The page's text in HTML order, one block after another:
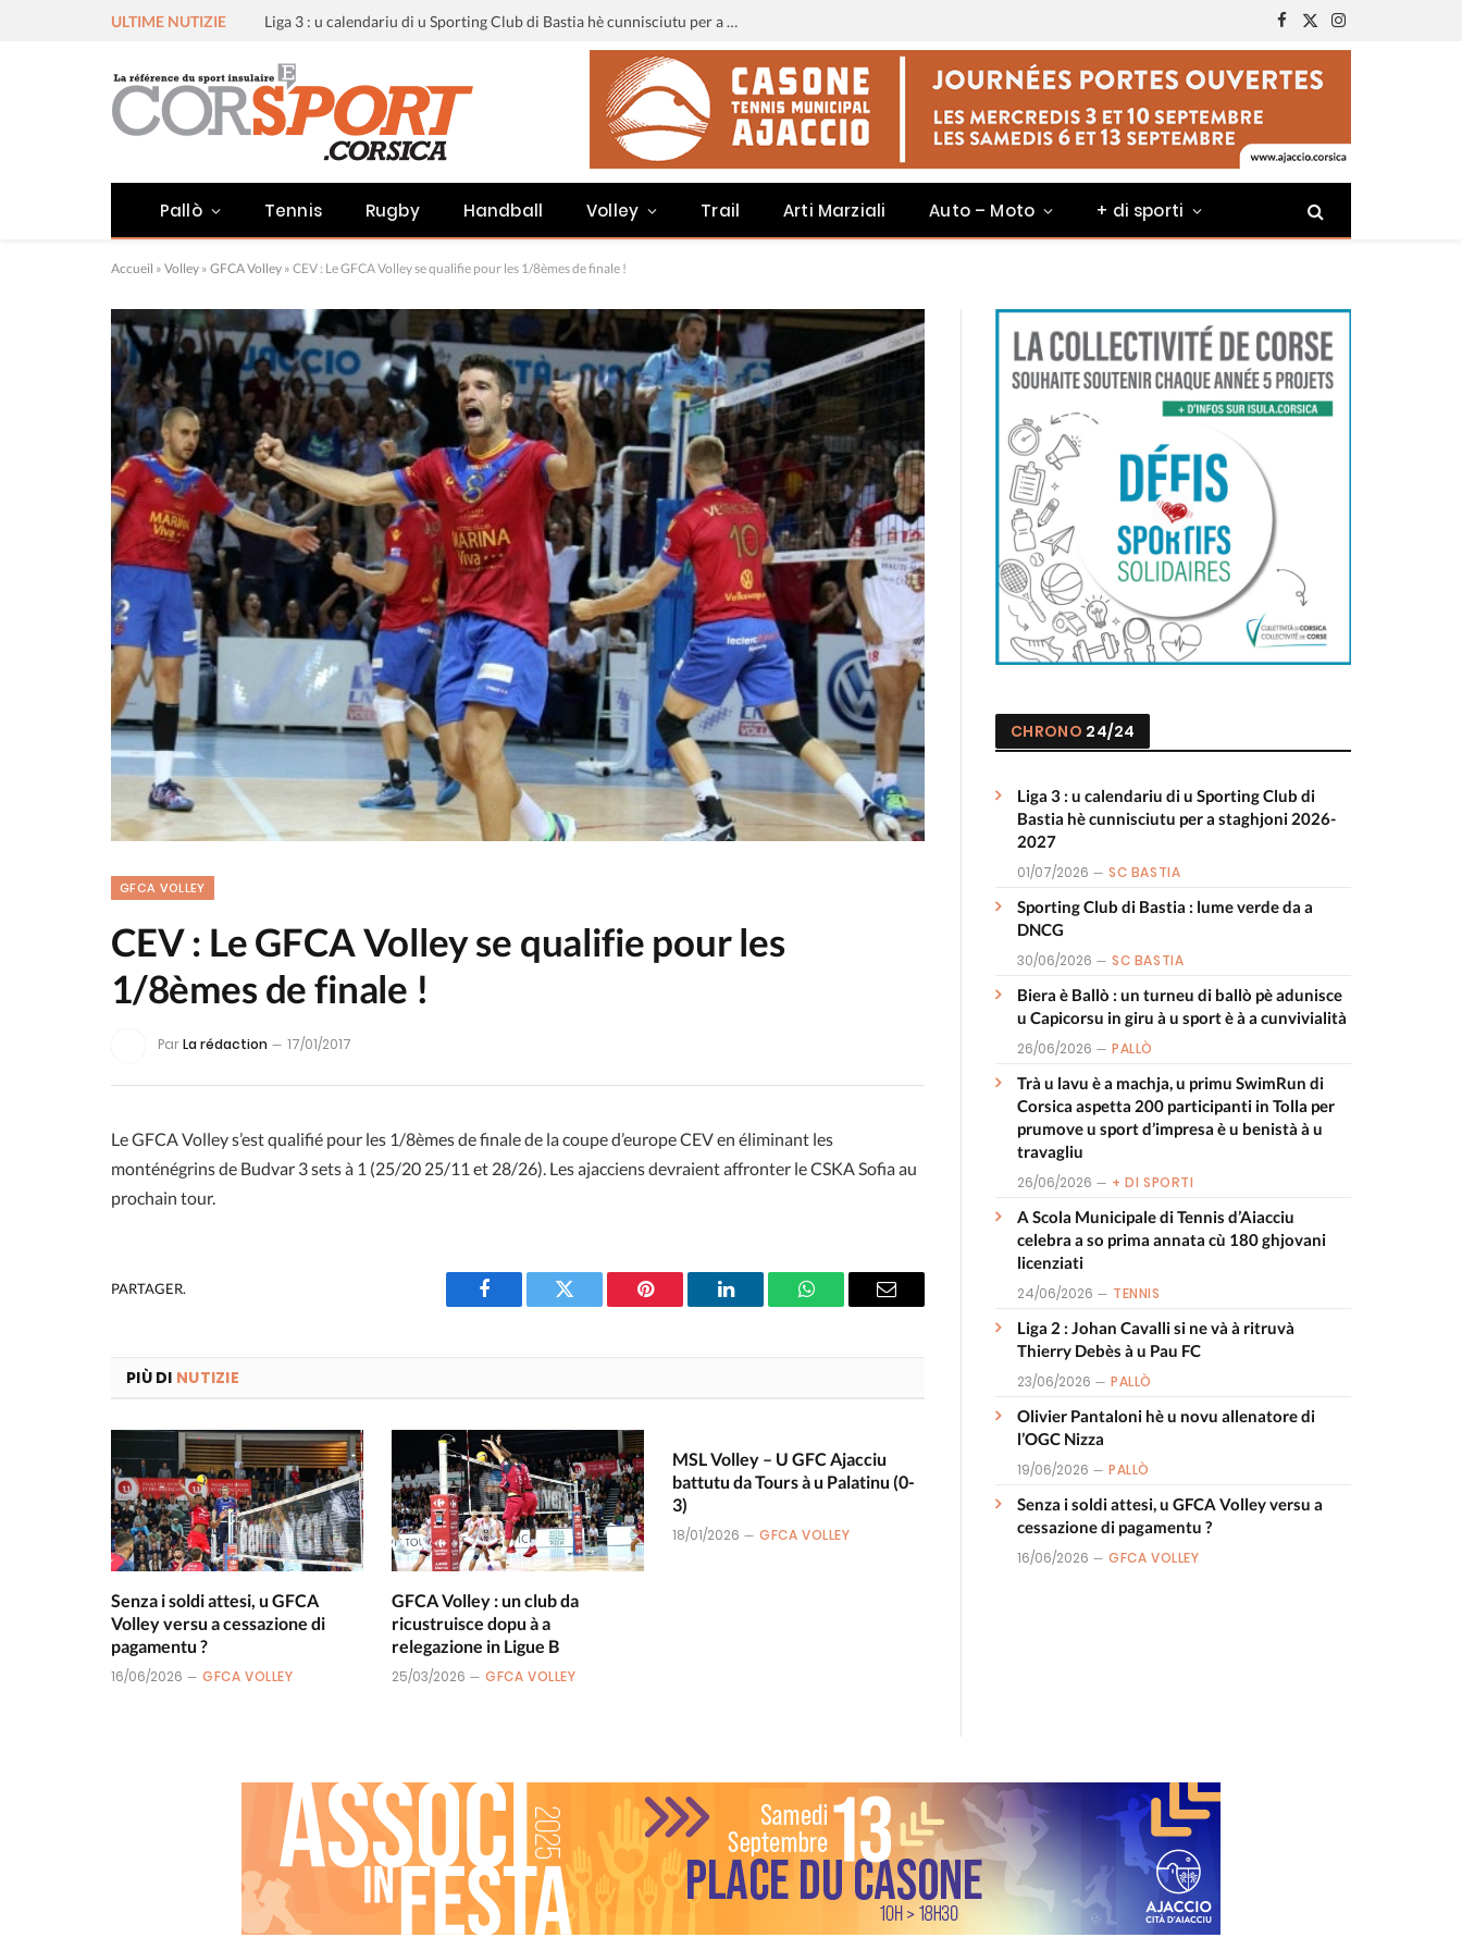
ULTIME NUTIZIE Liga 3 : u calendariu di u Sporting Club di Bastia hè cunnisciutu per a staghjoni 2026-2027
Facebook
X
(Twitter)
Instagram
Pallò Tennis Rugby Handball Volley Trail Arti Marziali Auto – Moto + di sporti
Accueil » Volley » GFCA Volley » CEV : Le GFCA Volley se qualifie pour les 1/8èmes de finale !
GFCA VOLLEY
CEV : Le GFCA Volley se qualifie pour les
1/8èmes de finale !
ParLa rédaction 17/01/2017
Le GFCA Volley s’est qualifié pour les 1/8èmes de finale de la coupe d’europe CEV en éliminant les
monténégrins de Budvar 3 sets à 1 (25/20 25/11 et 28/26). Les ajacciens devraient affronter le CSKA Sofia au
prochain tour.
PARTAGER.
Facebook Twitter Pinterest LinkedIn WhatsAppEmail
PIÙ DI NUTIZIE
Senza i soldi attesi, u GFCA
Volley versu a cessazione di
pagamentu ?
16/06/2026 GFCA VOLLEY
GFCA Volley : un club da
ricustruisce dopu à a
relegazione in Ligue B
25/03/2026 GFCA VOLLEY
MSL Volley – U GFC Ajacciu
battutu da Tours à u Palatinu (0-
3)
18/01/2026 GFCA VOLLEY
CHRONO 24/24
Liga 3 : u calendariu di u Sporting Club di
Bastia hè cunnisciutu per a staghjoni 2026-
2027
01/07/2026 SC BASTIA
Sporting Club di Bastia : lume verde da a
DNCG
30/06/2026 SC BASTIA
Biera è Ballò : un turneu di ballò pè adunisce
u Capicorsu in giru à u sport è à a cunvivialità
26/06/2026 PALLÒ
Trà u lavu è a machja, u primu SwimRun di
Corsica aspetta 200 participanti in Tolla per
prumove u sport d’impresa è u benistà à u
travagliu
26/06/2026 + DI SPORTI
A Scola Municipale di Tennis d’Aiacciu
celebra a so prima annata cù 180 ghjovani
licenziati
24/06/2026 TENNIS
Liga 2 : Johan Cavalli si ne và à ritruvà
Thierry Debès à u Pau FC
23/06/2026 PALLÒ
Olivier Pantaloni hè u novu allenatore di
l’OGC Nizza
19/06/2026 PALLÒ
Senza i soldi attesi, u GFCA Volley versu a
cessazione di pagamentu ?
16/06/2026 GFCA VOLLEY